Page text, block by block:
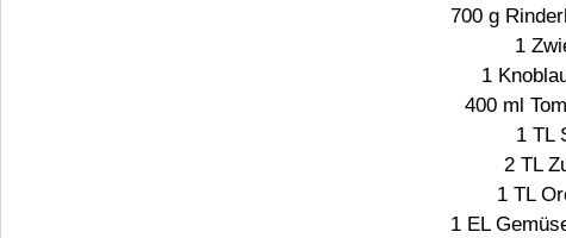
700 g
1
1
400 ml
1 TL
2 TL
1 TL
1 EL